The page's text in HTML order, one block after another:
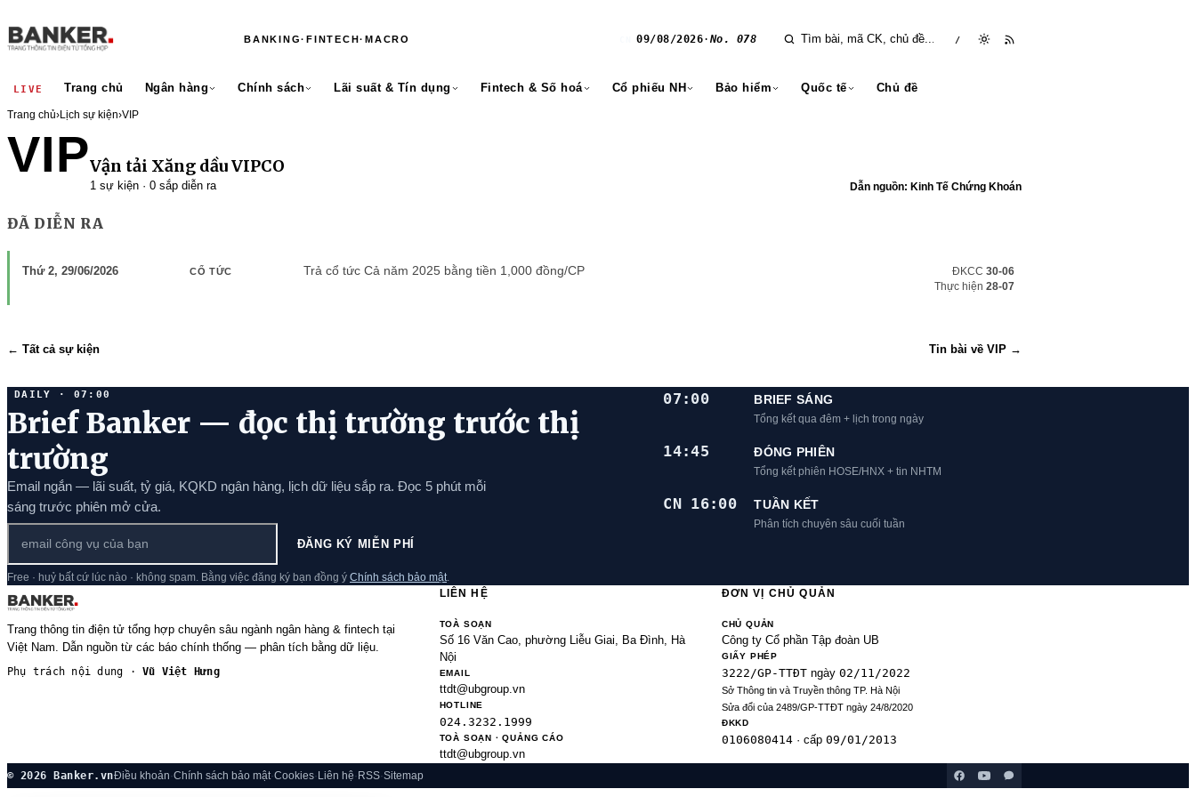
BANKING·FINTECH·MACRO 09/08/2026· No. 078 /
LIVE Trang chủ Ngân hàng Chính sách Lãi suất & Tín dụng Fintech & Số hoá Cổ phiếu NH Bảo hiểm Quốc tế Chủ đề
Trang chủ›Lịch sự kiện›VIP
VIPVận tải Xăng dầu VIPCO
1 sự kiện · 0 sắp diễn ra Dẫn nguồn: Kinh Tế Chứng Khoán
ĐÃ DIỄN RA
Thứ 2, 29/06/2026 CỔ TỨC Trả cổ tức Cả năm 2025 bằng tiền 1,000 đồng/CP ĐKCC 30-06
Thực hiện 28-07
← Tất cả sự kiện Tin bài về VIP →
DAILY · 07:00
Brief Banker — đọc thị trường trước thị
trường
Email ngắn — lãi suất, tỷ giá, KQKD ngân hàng, lịch dữ liệu sắp ra. Đọc 5 phút mỗi
sáng trước phiên mở cửa.
ĐĂNG KÝ MIỄN PHÍ
Free · huỷ bất cứ lúc nào · không spam. Bằng việc đăng ký bạn đồng ý Chính sách bảo mật
07:00 BRIEF SÁNG
Tổng kết qua đêm + lịch trong ngày
14:45 ĐÓNG PHIÊN
Tổng kết phiên HOSE/HNX + tin NHTM
CN 16:00 TUẦN KẾT
Phân tích chuyên sâu cuối tuần
Trang thông tin điện tử tổng hợp chuyên sâu ngành ngân hàng & fintech tại
Việt Nam. Dẫn nguồn từ các báo chính thống — phân tích bằng dữ liệu.
Phụ trách nội dung ·Vũ Việt Hưng
LIÊN HỆ
TOÀ SOẠN
Số 16 Văn Cao, phường Liễu Giai, Ba Đình, Hà
Nội
EMAIL
ttdt@ubgroup.vn
HOTLINE
024.3232.1999
TOÀ SOẠN · QUẢNG CÁO
ttdt@ubgroup.vn
ĐƠN VỊ CHỦ QUẢN
CHỦ QUẢN
Công ty Cổ phần Tập đoàn UB
GIẤY PHÉP
3222/GP-TTĐTngày 02/11/2022
Sở Thông tin và Truyền thông TP. Hà Nội
Sửa đổi của 2489/GP-TTĐT ngày 24/8/2020
ĐKKD
0106080414· cấp 09/01/2013
© 2026 Banker.vnĐiều khoản·Chính sách bảo mật·Cookies· Liên hệ· RSS·Sitemap